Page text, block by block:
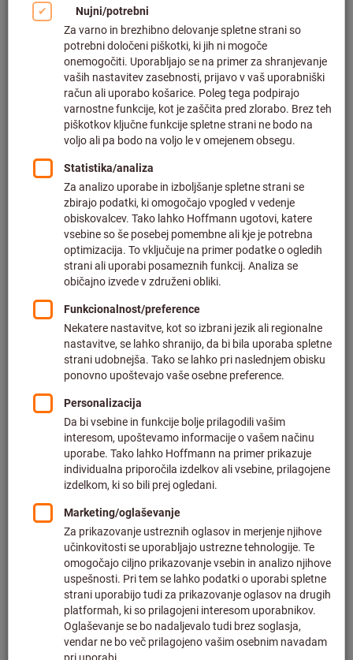
Kliknite za povečavo slike
Cena na 1 kos
plus DDV po trenutni stopnjiin strošek dostave
Individualne cene za poslovne stranke po
V košarico
Predviden čas dostave: 6-8 tedna